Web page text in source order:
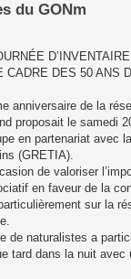
du GONm
CADRE DES 50 ANS
anniversaire de la
proposait le samedi
en partenariat avec
(GRETIA).
de valoriser
en faveur de la
sur la
de naturalistes a
tard dans la nuit